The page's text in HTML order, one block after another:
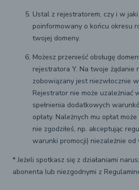
Ustal z rejestratorem, czy i w
poinformowany o końcu okresu
twojej domeny.
Możesz przenieść obsługę
rejestratora Y. Na twoje żądanie
zobowiązany jest niezwłocznie
Rejestrator nie może uzależniać
spełnienia dodatkowych
opłaty. Należnych mu opłat
nie zgodziłeś, np. akceptując
warunki promocji) niezależnie od
* Jeżeli spotkasz się z działaniami
abonenta lub niezgodnymi z